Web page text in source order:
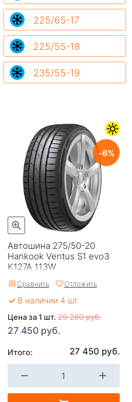
225/65-17
225/55-18
235/55-19
Автошина 275/50-20
Hankook Ventus S1 evo3
K127A 113W
6
Сравнить Отложить
В наличии 4 шт
Цена за 1 шт. 29 280 руб.
27 450 руб.
Итого: 27 450 руб.